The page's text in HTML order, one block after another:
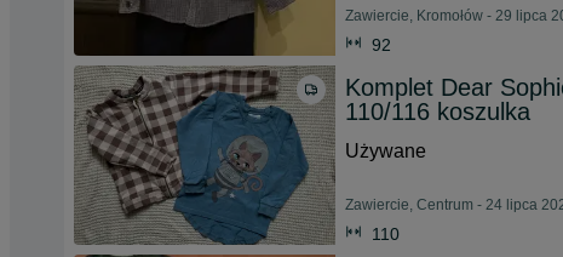
Zawiercie, Kromołów - 29 lipca
92
Komplet Dear
110/116 koszulka
Używane
Zawiercie, Centrum - 24 lipca
110